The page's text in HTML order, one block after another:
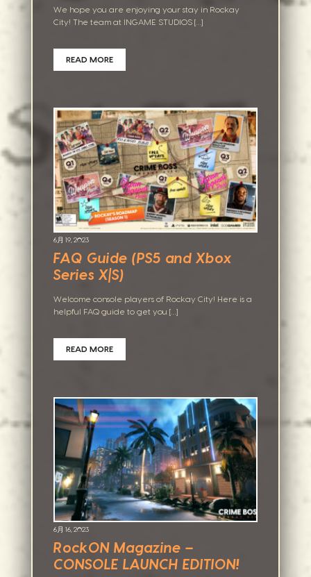
We hope you are enjoying your stay in Rockay
City! The team at INGAME STUDIOS […]
READ MORE
6月 19, 2023
FAQ Guide (PS5 and Xbox
Series X|S)
Welcome console players of Rockay City! Here is a
helpful FAQ guide to get you […]
READ MORE
6月 16, 2023
RockON Magazine –
CONSOLE LAUNCH EDITION!